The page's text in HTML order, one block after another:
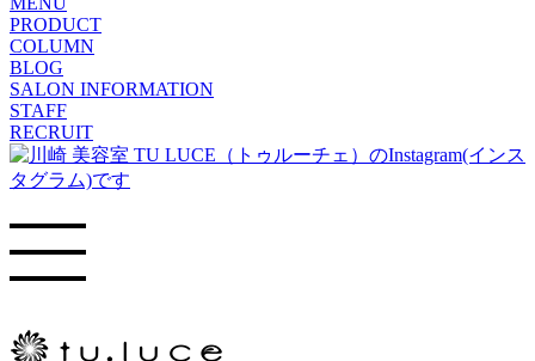
PRODUCT
COLUMN
BLOG
SALON INFORMATION
STAFF
RECRUIT